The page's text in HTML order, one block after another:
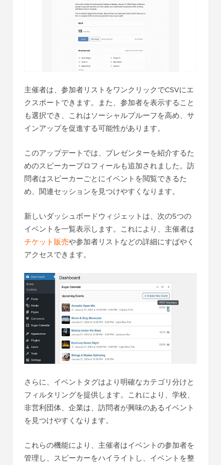
主催者は、参加者リストをワンクリックでCSVにエ
クスポートできます。また、参加者を表示すること
も選択でき、これはソーシャルプルーフを高め、サ
インアップを促進する可能性があります。
このアップデートでは、プレゼンターを紹介するた
めのスピーカープロフィールも追加されました。訪
問者はスピーカーごとにイベントを閲覧できるた
め、関連セッションを見つけやすくなります。
新しいダッシュボードウィジェットは、次の5つの
イベントを一覧表示します。これにより、主催者は
チケット販売や参加者リストなどの詳細にすばやく
アクセスできます。
さらに、イベントタグはより明確なカテゴリ分けと
フィルタリングを提供します。これにより、学校、
非営利団体、企業は、訪問者が興味のあるイベント
を見つけやすくなります。
これらの機能により、主催者はイベントの参加者を
管理し、スピーカーをハイライトし、イベントを整